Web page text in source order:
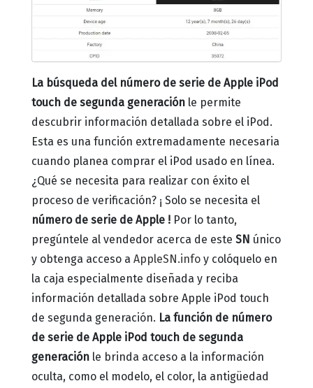
La búsqueda del número de serie de Apple iPod
touch de segunda generación le permite
descubrir información detallada sobre el iPod.
Esta es una función extremadamente necesaria
cuando planea comprar el iPod usado en línea.
¿Qué se necesita para realizar con éxito el
proceso de verificación? ¡ Solo se necesita el
número de serie de Apple ! Por lo tanto,
pregúntele al vendedor acerca de este SN único
y obtenga acceso a AppleSN.info y colóquelo en
la caja especialmente diseñada y reciba
información detallada sobre Apple iPod touch
de segunda generación. La función de número
de serie de Apple iPod touch de segunda
generación le brinda acceso a la información
oculta, como el modelo, el color, la antigüedad